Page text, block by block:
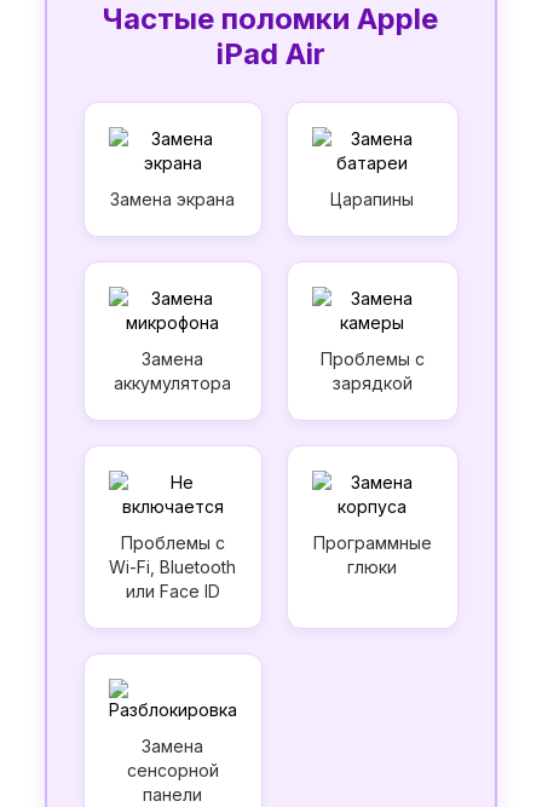
Частые поломки Apple
iPad Air
Замена экрана Царапины
Замена
аккумулятора
Проблемы с
зарядкой
Проблемы с
Wi-Fi, Bluetooth
или Face ID
Программные
глюки
Замена
сенсорной
панели